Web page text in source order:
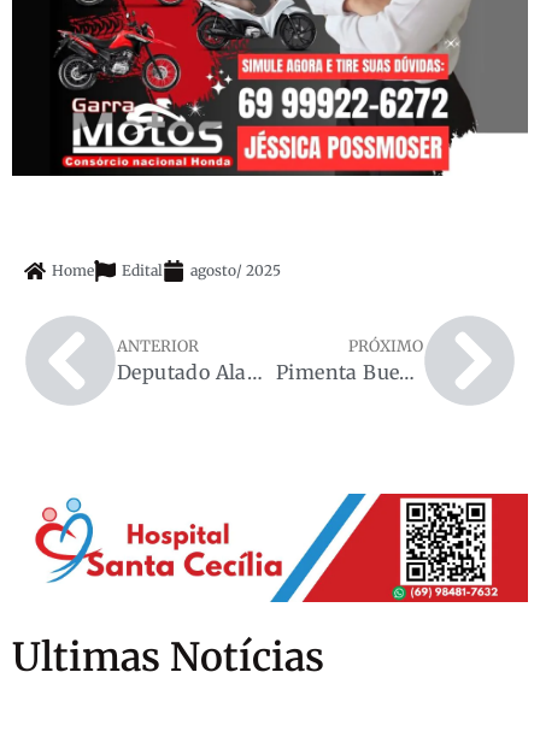
Home Edital agosto/ 2025
ANTERIOR
Deputado Alan Queiroz solicita substituição de pontes por tubos Armco na RO-006, no Assentamento Joana D’Arc
PRÓXIMO
Pimenta Bueno recebe o Circuito de Pesca Esportiva com o apoio do deputado Jean Mendonça
Ultimas Notícias